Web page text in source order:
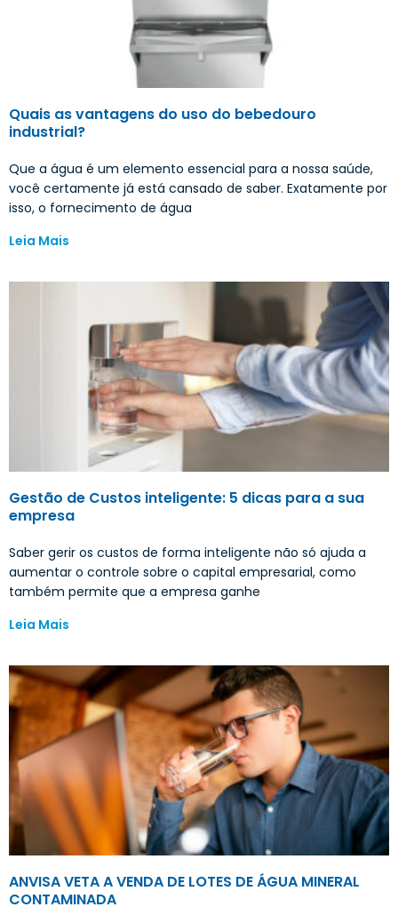
Quais as vantagens do uso do bebedouro
industrial?
Que a água é um elemento essencial para a nossa saúde,
você certamente já está cansado de saber. Exatamente por
isso, o fornecimento de água
Leia Mais
Gestão de Custos inteligente: 5 dicas para a sua
empresa
Saber gerir os custos de forma inteligente não só ajuda a
aumentar o controle sobre o capital empresarial, como
também permite que a empresa ganhe
Leia Mais
ANVISA VETA A VENDA DE LOTES DE ÁGUA MINERAL
CONTAMINADA